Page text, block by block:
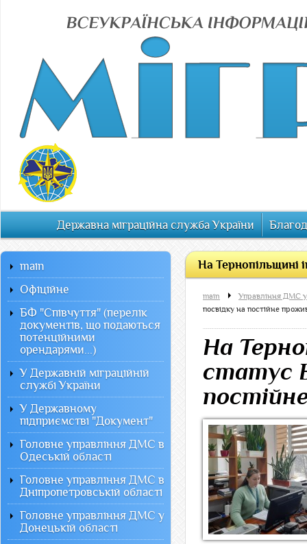
Державна міграційна служба України
На Тернопільщині
main
Управління ДМС у
посвідку на постійне
На
статус
main
Офiцiйне
БФ "Співчуття" (перелік
документів, що подаються
потенційними
орендарями...)
У Державній міграційній
службі України
У Державному
підприємстві "Документ"
Головне управління ДМС в
Одеській області
Головне управління ДМС в
Дніпропетровській області
Головне управління ДМС у
Донецькій області